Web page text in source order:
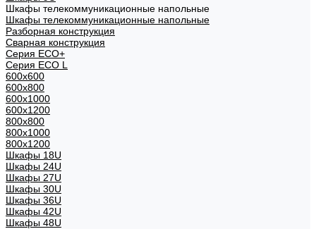
Шкафы телекоммуникационные напольные
Шкафы телекоммуникационные напольные
Разборная конструкция
Сварная конструкция
Серия ECO+
Серия ECO L
600x600
600x800
600х1000
600х1200
800x800
800х1000
800х1200
Шкафы 18U
Шкафы 24U
Шкафы 27U
Шкафы 30U
Шкафы 36U
Шкафы 42U
Шкафы 48U